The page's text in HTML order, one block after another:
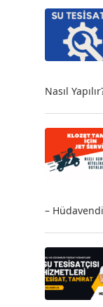
Nasıl
–